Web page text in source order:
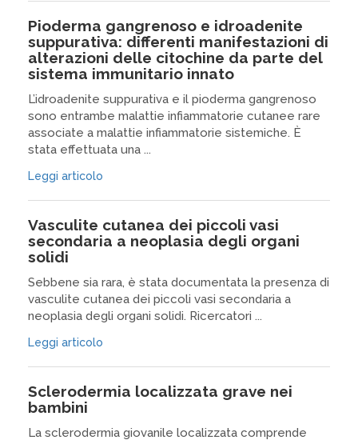
Pioderma gangrenoso e idroadenite
suppurativa: differenti manifestazioni di
alterazioni delle citochine da parte del
sistema immunitario innato
L’idroadenite suppurativa e il pioderma gangrenoso
sono entrambe malattie infiammatorie cutanee rare
associate a malattie infiammatorie sistemiche. È
stata effettuata una ...
Leggi articolo
Vasculite cutanea dei piccoli vasi
secondaria a neoplasia degli organi
solidi
Sebbene sia rara, è stata documentata la presenza di
vasculite cutanea dei piccoli vasi secondaria a
neoplasia degli organi solidi. Ricercatori ...
Leggi articolo
Sclerodermia localizzata grave nei
bambini
La sclerodermia giovanile localizzata comprende